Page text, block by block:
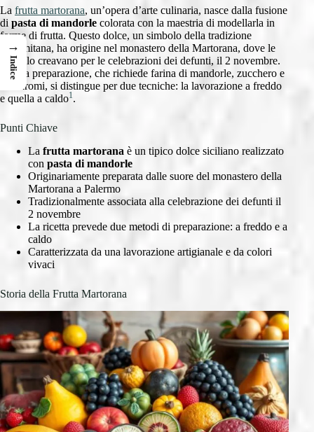
La frutta martorana, un’opera d’arte culinaria, nasce dalla fusione
di pasta di mandorle colorata con la maestria di modellarla in
forme di frutta. Questo dolce, un simbolo della tradizione
palermitana, ha origine nel monastero della Martorana, dove le
suore lo creavano per le celebrazioni dei defunti, il 2 novembre.
La sua preparazione, che richiede farina di mandorle, zucchero e
vari aromi, si distingue per due tecniche: la lavorazione a freddo
e quella a caldo1.
Punti Chiave
La frutta martorana è un tipico dolce siciliano realizzato
con pasta di mandorle
Originariamente preparata dalle suore del monastero della
Martorana a Palermo
Tradizionalmente associata alla celebrazione dei defunti il
2 novembre
La ricetta prevede due metodi di preparazione: a freddo e a
caldo
Caratterizzata da una lavorazione artigianale e da colori
vivaci
Storia della Frutta Martorana
→
Indice